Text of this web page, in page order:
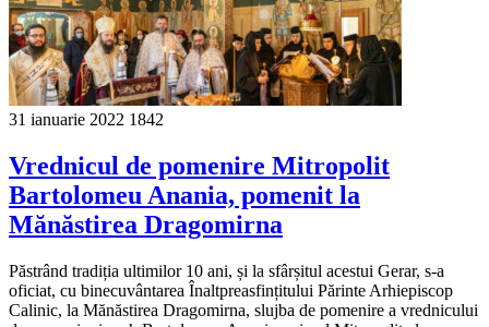
31 ianuarie 2022 1842
Vrednicul de pomenire Mitropolit
Bartolomeu Anania, pomenit la
Mănăstirea Dragomirna
Păstrând tradiția ultimilor 10 ani, și la sfârșitul acestui Gerar, s-a
oficiat, cu binecuvântarea Înaltpreasfințitului Părinte Arhiepiscop
Calinic, la Mănăstirea Dragomirna, slujba de pomenire a vrednicului